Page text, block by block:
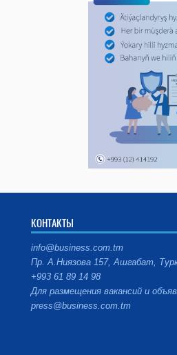
КОНТАКТЫ
info@business.com.tm
Пр. А.Ниязова 157, Ашгабат,
+993 61 89 14 98
Для размещения вакансий и
press@business.com.tm